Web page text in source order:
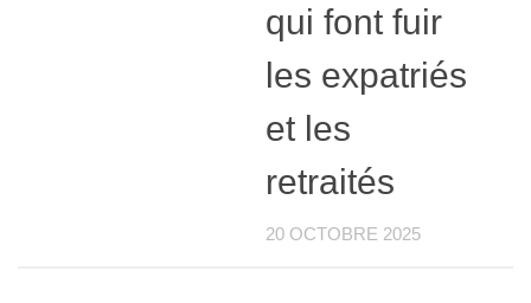
qui font fuir
les expatriés
et les
retraités
20 OCTOBRE 2025